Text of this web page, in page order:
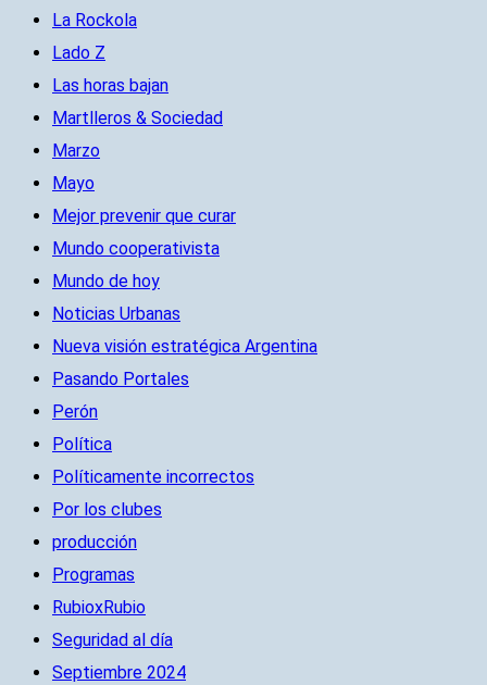
La Rockola
Lado Z
Las horas bajan
Martlleros & Sociedad
Marzo
Mayo
Mejor prevenir que curar
Mundo cooperativista
Mundo de hoy
Noticias Urbanas
Nueva visión estratégica Argentina
Pasando Portales
Perón
Política
Políticamente incorrectos
Por los clubes
producción
Programas
RubioxRubio
Seguridad al día
Septiembre 2024